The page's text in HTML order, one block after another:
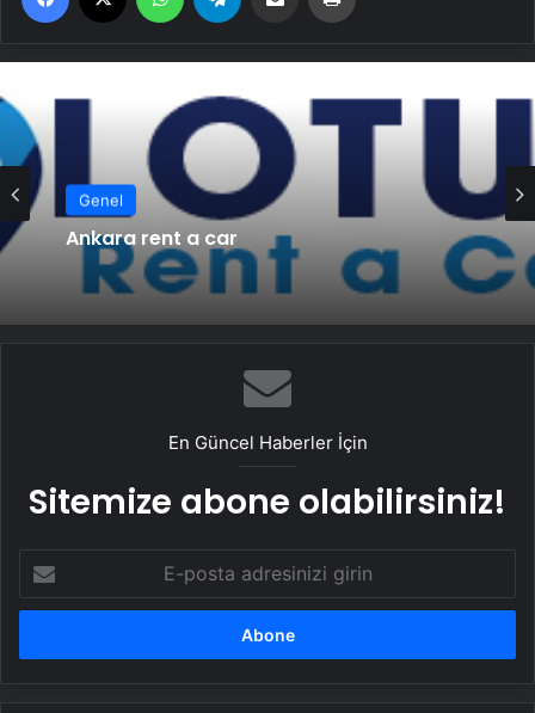
Genel
Ankara rent a car
En Güncel Haberler İçin
Sitemize abone olabilirsiniz!
posta
adresinizi